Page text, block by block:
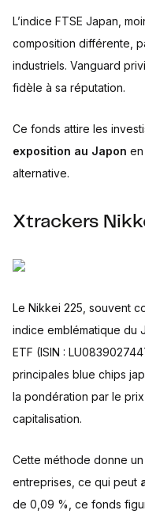
L’indice FTSE Japan,
composition différente,
industriels. Vanguard
fidèle à sa réputation.
Ce fonds attire les
exposition au Japon
alternative.
Xtrackers
Le Nikkei 225, souvent
indice emblématique du
ETF (ISIN :
principales blue chips
la pondération par le
capitalisation.
Cette méthode donne
entreprises, ce qui peut
de 0,09 %, ce fonds